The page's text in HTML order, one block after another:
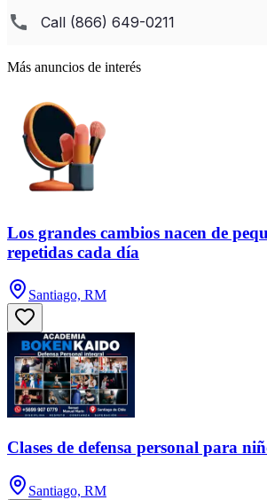
Más anuncios de interés
Los grandes cambios nacen de
repetidas cada día
Santiago, RM
Clases de defensa personal para
Santiago, RM